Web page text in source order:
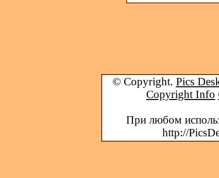
© Copyright. Pics
Copyright Info
При любом
http://